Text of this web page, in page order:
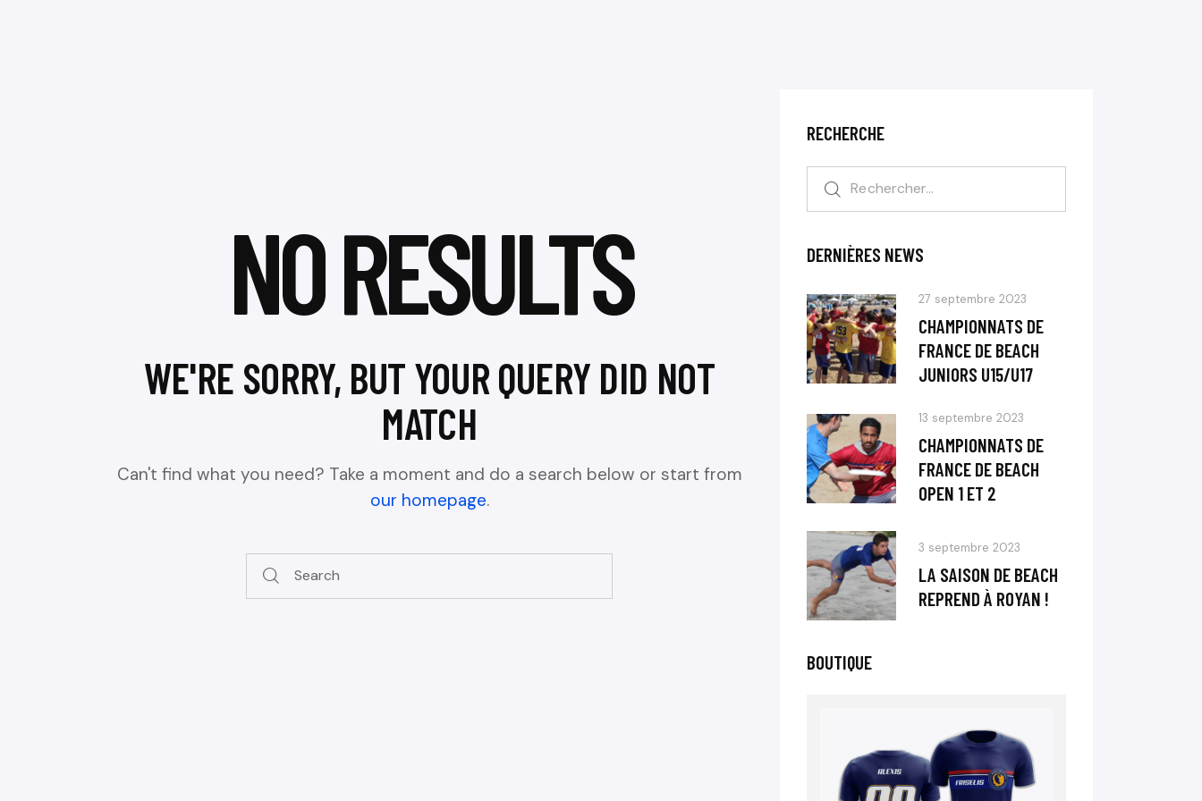
NO RESULTS
WE'RE SORRY, BUT YOUR QUERY DID NOT
MATCH
Can't find what you need? Take a moment and do a search below or start from
our homepage.
RECHERCHE
DERNIÈRES NEWS
27 septembre 2023
CHAMPIONNATS DE
FRANCE DE BEACH
JUNIORS U15/U17
13 septembre 2023
CHAMPIONNATS DE
FRANCE DE BEACH
OPEN 1 ET 2
3 septembre 2023
LA SAISON DE BEACH
REPREND À ROYAN !
BOUTIQUE